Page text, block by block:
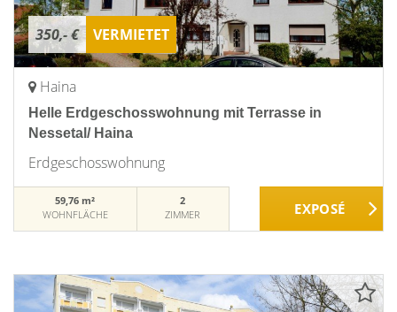
350,- € VERMIETET
Haina
Helle Erdgeschosswohnung mit Terrasse in
Nessetal/ Haina
Erdgeschosswohnung
59,76 m²
WOHNFLÄCHE
2
ZIMMER